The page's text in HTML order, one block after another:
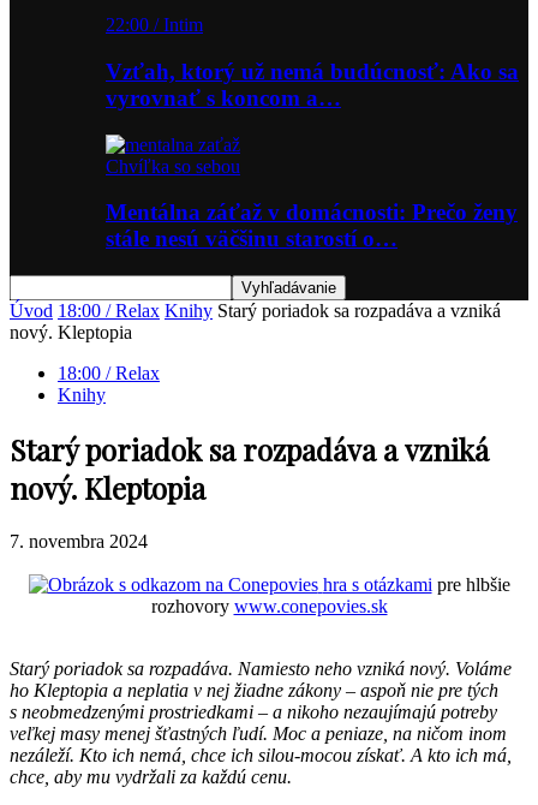
22:00 / Intim
Vzťah, ktorý už nemá budúcnosť: Ako sa
vyrovnať s koncom a…
Chvíľka so sebou
Mentálna záťaž v domácnosti: Prečo ženy
stále nesú väčšinu starostí o…
Úvod 18:00 / Relax Knihy Starý poriadok sa rozpadáva a vzniká
nový. Kleptopia
18:00 / Relax
Knihy
Starý poriadok sa rozpadáva a vzniká
nový. Kleptopia
7. novembra 2024
hra s otázkami pre hlbšie
rozhovory www.conepovies.sk
Starý poriadok sa rozpadáva. Namiesto neho vzniká nový. Voláme
ho Kleptopia a neplatia v nej žiadne zákony – aspoň nie pre tých
s neobmedzenými prostriedkami – a nikoho nezaujímajú potreby
veľkej masy menej šťastných ľudí. Moc a peniaze, na ničom inom
nezáleží. Kto ich nemá, chce ich silou-mocou získať. A kto ich má,
chce, aby mu vydržali za každú cenu.